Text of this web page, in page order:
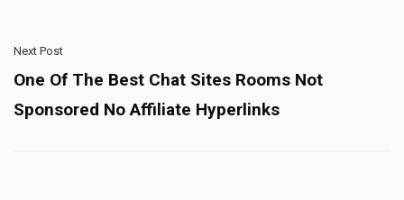
Next Post
One Of The Best Chat Sites Rooms Not
Sponsored No Affiliate Hyperlinks